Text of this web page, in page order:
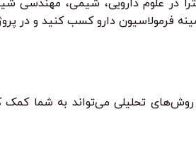
در علوم دارویی، شیمی، مهندسی
فرمولاسیون دارو کسب کنید و در
تحلیلی می‌تواند به شما کمک